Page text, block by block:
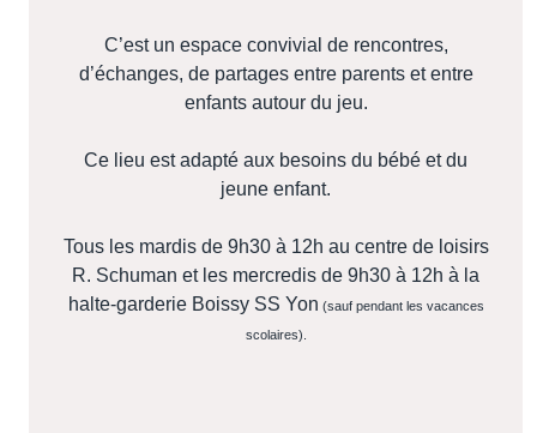
C’est un espace convivial de rencontres,
d’échanges, de partages entre parents et entre
enfants autour du jeu.
Ce lieu est adapté aux besoins du bébé et du
jeune enfant.
Tous les mardis de 9h30 à 12h au centre de loisirs
R. Schuman et les mercredis de 9h30 à 12h à la
halte-garderie Boissy SS Yon (sauf pendant les vacances
scolaires).